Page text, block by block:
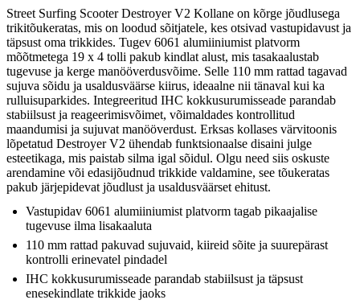
Street Surfing Scooter Destroyer V2 Kollane on kõrge jõudlusega
trikitõukeratas, mis on loodud sõitjatele, kes otsivad vastupidavust ja
täpsust oma trikkides. Tugev 6061 alumiiniumist platvorm
mõõtmetega 19 x 4 tolli pakub kindlat alust, mis tasakaalustab
tugevuse ja kerge manööverdusvõime. Selle 110 mm rattad tagavad
sujuva sõidu ja usaldusväärse kiirus, ideaalne nii tänaval kui ka
rulluisuparkides. Integreeritud IHC kokkusurumisseade parandab
stabiilsust ja reageerimisvõimet, võimaldades kontrollitud
maandumisi ja sujuvat manööverdust. Erksas kollases värvitoonis
lõpetatud Destroyer V2 ühendab funktsionaalse disaini julge
esteetikaga, mis paistab silma igal sõidul. Olgu need siis oskuste
arendamine või edasijõudnud trikkide valdamine, see tõukeratas
pakub järjepidevat jõudlust ja usaldusväärset ehitust.
Vastupidav 6061 alumiiniumist platvorm tagab pikaajalise
tugevuse ilma lisakaaluta
110 mm rattad pakuvad sujuvaid, kiireid sõite ja suurepärast
kontrolli erinevatel pindadel
IHC kokkusurumisseade parandab stabiilsust ja täpsust
enesekindlate trikkide jaoks